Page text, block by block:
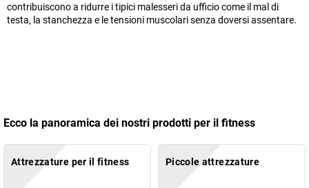
contribuiscono a ridurre i tipici malesseri da ufficio come il mal di
testa, la stanchezza e le tensioni muscolari senza doversi assentare.
Ecco la panoramica dei nostri prodotti per il fitness
Attrezzature per il fitness Piccole attrezzature